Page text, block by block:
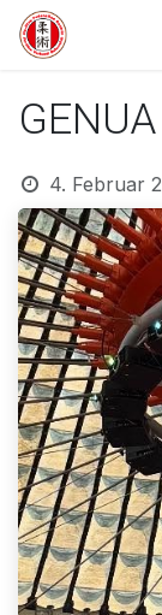
Zum Inhalt
4. Februar